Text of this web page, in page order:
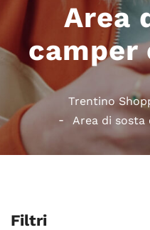
Area
camper
Trentino
Area di
Filtri